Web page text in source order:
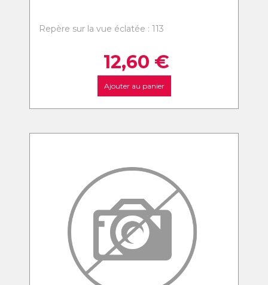
Repère sur la vue éclatée : 113
12,60 €
Ajouter au panier